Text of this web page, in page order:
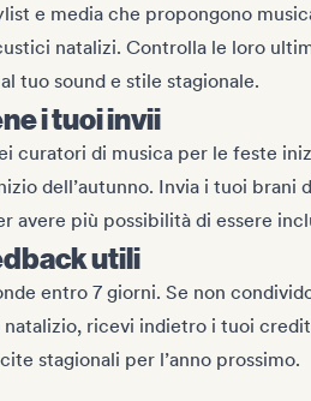
e media che propongono
natalizi. Controlla le loro
tuo sound e stile stagionale.
i tuoi invii
curatori di musica per le feste
dell’autunno. Invia i tuoi
avere più possibilità di essere
utili
entro 7 giorni. Se non
ricevi indietro i tuoi
stagionali per l’anno prossimo.